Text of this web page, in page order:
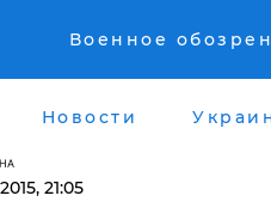
Военное
Новости
21:05